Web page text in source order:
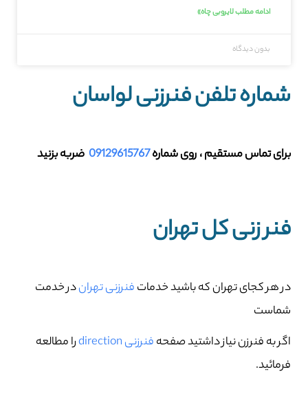
ادامه مطلب لایروبی چاه»
بدون دیدگاه
شماره تلفن فنرزنی لواسان
برای تماس مستقیم ، روی شماره09129615767 ضربه بزنید
فنر زنی کل تهران
در هر کجای تهران که باشید خدماتفنرزنی تهراندر خدمت
شماست
اگر به فنرزن نیاز داشتید صفحهفنرزنی direction
را مطالعه
فرمائید.